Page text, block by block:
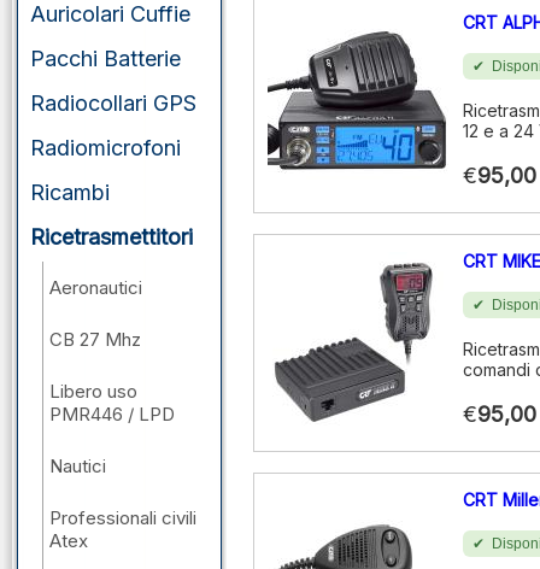
Auricolari Cuffie
Pacchi Batterie
Radiocollari GPS
Radiomicrofoni
Ricambi
Ricetrasmettitori
Aeronautici
CB 27 Mhz
Libero uso
PMR446 / LPD
Nautici
Professionali civili
Atex
CRT
12 e a
€95,00
CRT
comandi
€95,00
CRT